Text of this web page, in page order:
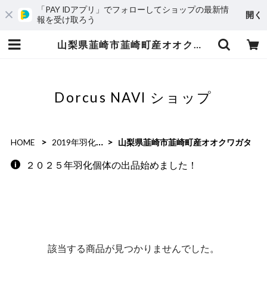
「PAY IDアプリ」でフォローしてショップの最新情
報を受け取ろう
開く
山梨県韮崎市韮崎町産オオクワガタ | Dorcus NAVI ショップ
Dorcus NAVI ショップ
HOME 2019年羽化個体 山梨県韮崎市韮崎町産オオクワガタ
２０２５年羽化個体の出品始めました！
該当する商品が見つかりませんでした。